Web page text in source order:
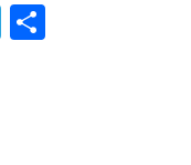
Telegram